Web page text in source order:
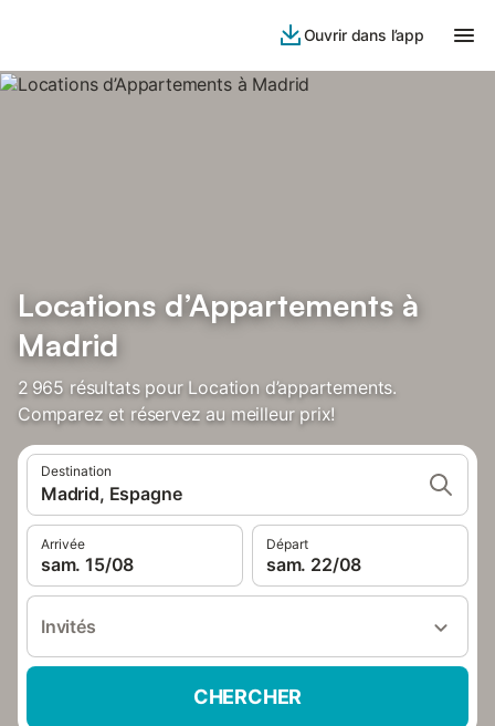
Ouvrir dans l’app
Locations d’Appartements à
Madrid
2 965 résultats pour Location d’appartements.
Comparez et réservez au meilleur prix!
Destination
Madrid, Espagne
Arrivée
sam. 15/08
Départ
sam. 22/08
Invités
CHERCHER